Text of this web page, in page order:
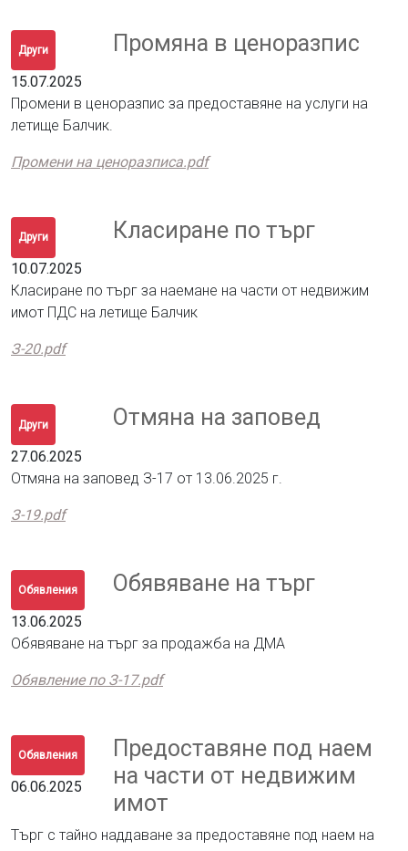
Други
15.07.2025
Промяна в ценоразпис
Промени в ценоразпис за предоставяне на услуги на
летище Балчик.
Промени на ценоразписа.pdf
Други
10.07.2025
Класиране по търг
Класиране по търг за наемане на части от недвижим
имот ПДС на летище Балчик
З-20.pdf
Други
27.06.2025
Отмяна на заповед
Отмяна на заповед З-17 от 13.06.2025 г.
З-19.pdf
Обявления
13.06.2025
Обявяване на търг
Обявяване на търг за продажба на ДМА
Обявление по З-17.pdf
Обявления
06.06.2025
Предоставяне под наем
на части от недвижим
имот
Търг с тайно наддаване за предоставяне под наем на